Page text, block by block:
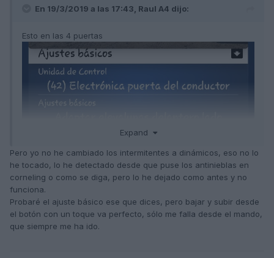
En 19/3/2019 a las 17:43, Raul A4 dijo:
Esto en las 4 puertas
Expand
Pero yo no he cambiado los intermitentes a dinámicos, eso no lo
he tocado, lo he detectado desde que puse los antinieblas en
corneling o como se diga, pero lo he dejado como antes y no
funciona.
Probaré el ajuste básico ese que dices, pero bajar y subir desde
el botón con un toque va perfecto, sólo me falla desde el mando,
que siempre me ha ido.